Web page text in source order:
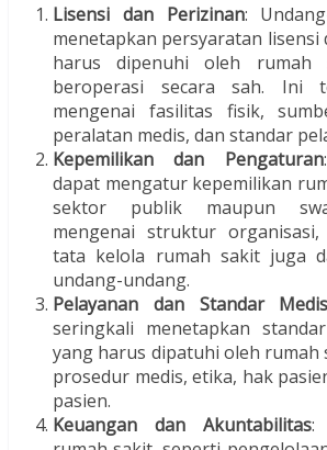
Lisensi dan Perizinan:
menetapkan persyaratan lisensi
harus dipenuhi oleh rumah
beroperasi secara sah. Ini
mengenai fasilitas fisik,
peralatan medis, dan standar
Kepemilikan dan Pengaturan
dapat mengatur kepemilikan
sektor publik maupun
mengenai struktur organisasi,
tata kelola rumah sakit juga
undang-undang.
Pelayanan dan Standar
seringkali menetapkan
yang harus dipatuhi oleh rumah
prosedur medis, etika, hak
pasien.
Keuangan dan Akuntabilitas: